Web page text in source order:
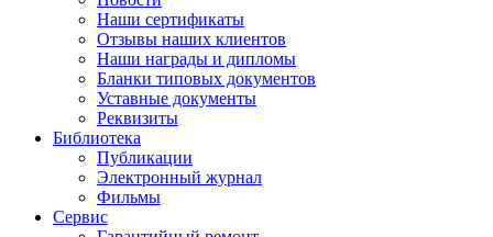
Наши сертификаты
Отзывы наших клиентов
Наши награды и дипломы
Бланки типовых документов
Уставные документы
Реквизиты
Библиотека
Публикации
Электронный журнал
Фильмы
Сервис